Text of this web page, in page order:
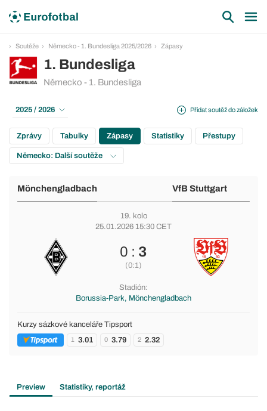
Soutěže Německo - 1. Bundesliga 2025/2026 Zápasy
1. Bundesliga
Německo - 1. Bundesliga
Přidat soutěž do záložek
2025 / 2026
Zprávy Tabulky Zápasy Statistiky Přestupy
Německo: Další soutěže
Mönchengladbach VfB Stuttgart
19. kolo
25.01.2026 15:30 CET
0 : 3
(0:1)
Stadión:
Borussia-Park, Mönchengladbach
Kurzy sázkové kanceláře Tipsport
1 3.01 0 3.79 2 2.32
Preview Statistiky, reportáž